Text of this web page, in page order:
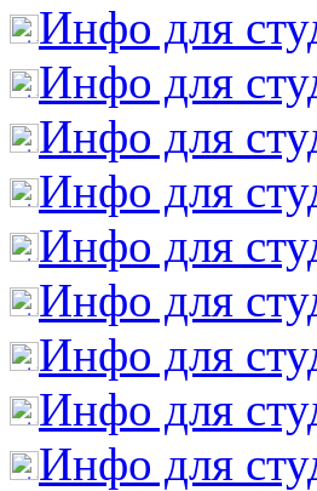
Инфо для
Инфо для
Инфо для
Инфо для
Инфо для
Инфо для
Инфо для
Инфо для
Инфо для